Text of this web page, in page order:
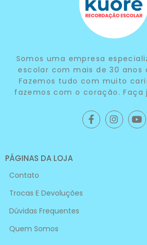
Somos uma empresa
escolar com mais de 30 anos
Fazemos tudo com muito
fazemos com o coração. Faça
PÁGINAS DA LOJA
Contato
Trocas E Devoluções
Dúvidas Frequentes
Quem Somos